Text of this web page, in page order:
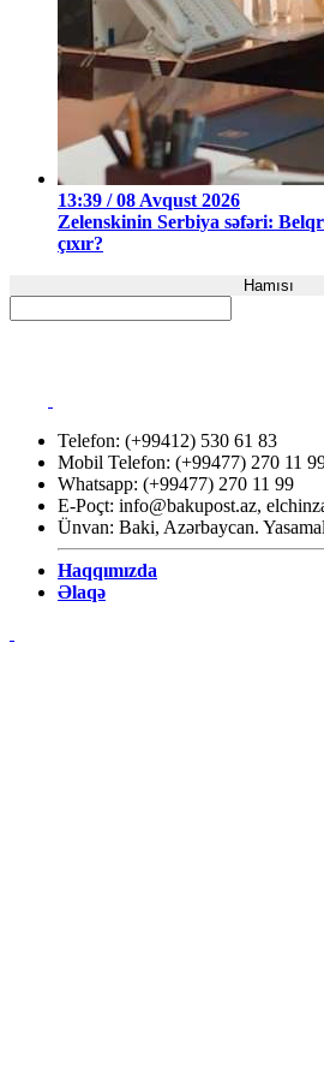
13:39 / 08 Avqust 2026
Zelenskinin Serbiya səfəri:
çıxır?
Hamısı
Telefon: (+99412) 530 61 83
Mobil Telefon: (+99477) 270 11
Whatsapp: (+99477) 270 11 99
E-Poçt: info@bakupost.az,
Ünvan: Baki, Azərbaycan.
Haqqımızda
Əlaqə